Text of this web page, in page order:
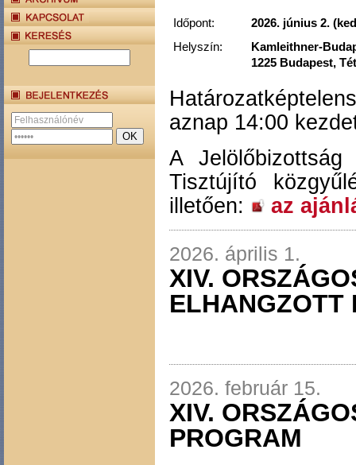
Időpont:
2026. június 2.
Helyszín:
Kamleithner-
1225 Budapest,
aznap 14:00
A
Tisztújító
illetően:
az
2026. április 1.
XIV.
ELHANGZOTT
2026. február 15.
XIV.
PROGRAM